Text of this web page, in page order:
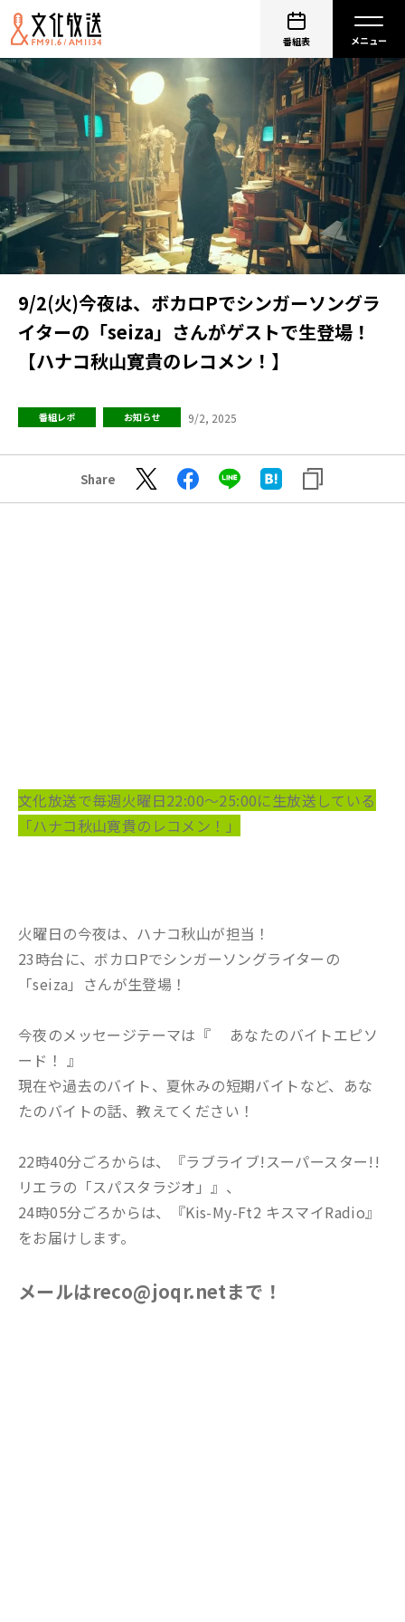
番組表
9/2(火)今夜は、ボカロPでシンガーソングラ
イターの「seiza」さんがゲストで生登場！
【ハナコ秋山寛貴のレコメン！】
番組レポ お知らせ 9/2, 2025
Share
文化放送で毎週火曜日22:00～25:00に生放送している
「ハナコ秋山寛貴のレコメン！」
火曜日の今夜は、ハナコ秋山が担当！
23時台に、ボカロPでシンガーソングライターの
「seiza」さんが生登場！
今夜のメッセージテーマは『 あなたのバイトエピソ
ード！ 』
現在や過去のバイト、夏休みの短期バイトなど、あな
たのバイトの話、教えてください！
22時40分ごろからは、『ラブライブ!スーパースター!!
リエラの「スパスタラジオ」』、
24時05分ごろからは、『Kis-My-Ft2 キスマイRadio』
をお届けします。
メールはreco@joqr.netまで！